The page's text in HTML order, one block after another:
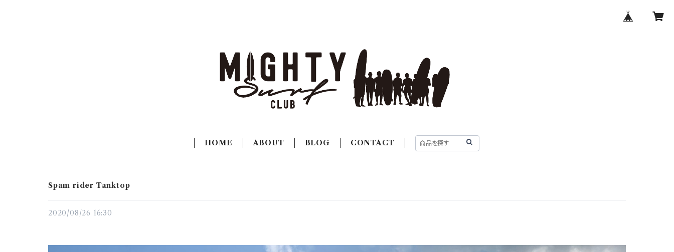
HOME ABOUT BLOG CONTACT
Spam rider Tanktop
2020/08/26 16:30